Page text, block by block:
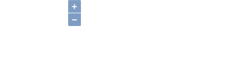
+
−